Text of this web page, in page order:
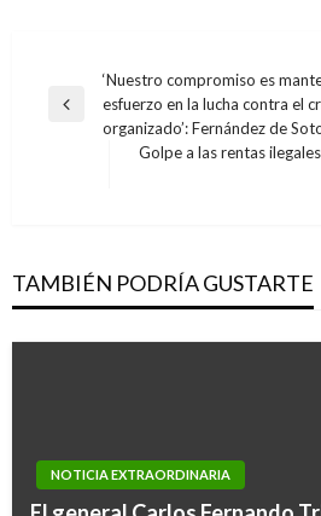
Navegación
de
entradas
Entrada
‘Nuestro compromiso es
esfuerzo en la lucha contra el
organizado’: Fernández de
Golpe a las rentas
TAMBIÉN PODRÍA GUSTARTE
NOTICIA EXTRAORDINARIA